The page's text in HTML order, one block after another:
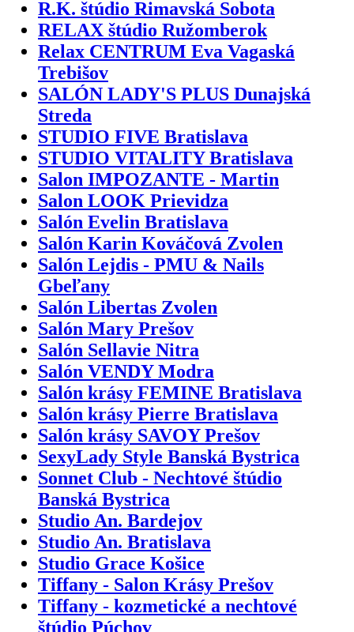
R.K. štúdio Rimavská Sobota
RELAX štúdio Ružomberok
Relax CENTRUM Eva Vagaská
Trebišov
SALÓN LADY'S PLUS Dunajská
Streda
STUDIO FIVE Bratislava
STUDIO VITALITY Bratislava
Salon IMPOZANTE - Martin
Salon LOOK Prievidza
Salón Evelin Bratislava
Salón Karin Kováčová Zvolen
Salón Lejdis - PMU & Nails
Gbeľany
Salón Libertas Zvolen
Salón Mary Prešov
Salón Sellavie Nitra
Salón VENDY Modra
Salón krásy FEMINE Bratislava
Salón krásy Pierre Bratislava
Salón krásy SAVOY Prešov
SexyLady Style Banská Bystrica
Sonnet Club - Nechtové štúdio
Banská Bystrica
Studio An. Bardejov
Studio An. Bratislava
Studio Grace Košice
Tiffany - Salon Krásy Prešov
Tiffany - kozmetické a nechtové
štúdio Púchov